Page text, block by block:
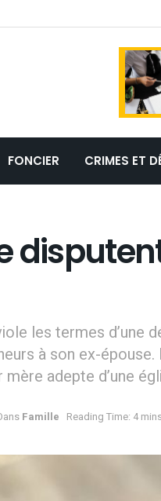
FONCIER CRIMES ET
les termes d’une
à son ex-
adepte d’une
Famille Reading Time: 4